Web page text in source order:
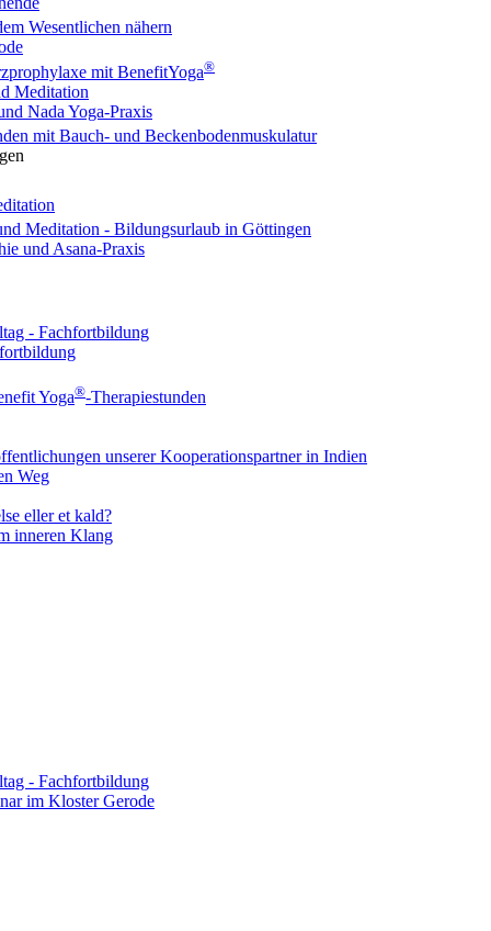
Wesentlichen nähern
mit BenefitYoga®
Meditation
Nada Yoga-Praxis
mit Bauch- und Beckenbodenmuskulatur
Meditation - Bildungsurlaub in Göttingen
und Asana-Praxis
- Fachfortbildung
Yoga®-Therapiestunden
unserer Kooperationspartner in Indien
Weg
eller et kald?
inneren Klang
- Fachfortbildung
im Kloster Gerode